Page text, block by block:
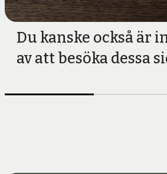
Du kanske också är
av att besöka dessa